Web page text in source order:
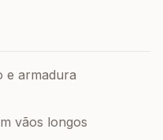
e armadura
vãos longos